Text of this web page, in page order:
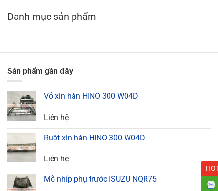
Danh mục sản phẩm
Sản phẩm gần đây
Vỏ xin hàn HINO 300 W04D
Liên hệ
Ruột xin hàn HINO 300 W04D
Liên hệ
Mõ nhíp phụ trước ISUZU NQR75